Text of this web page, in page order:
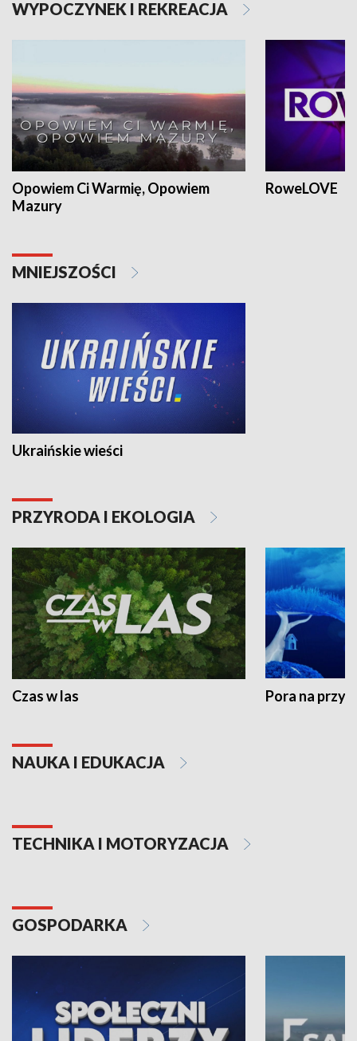
WYPOCZYNEK I REKREACJA
Opowiem Ci Warmię, Opowiem
Mazury
RoweLOVE
MNIEJSZOŚCI
Ukraińskie wieści
PRZYRODA I EKOLOGIA
Czas w las Pora na
NAUKA I EDUKACJA
TECHNIKA I MOTORYZACJA
GOSPODARKA